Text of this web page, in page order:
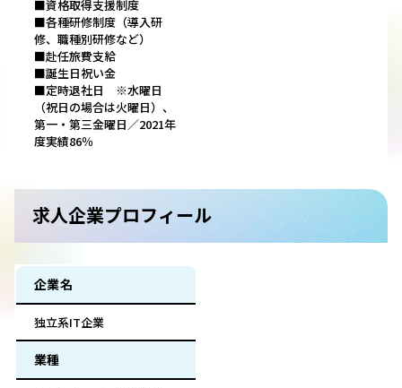
■資格取得支援制度
■各種研修制度（導入研
修、職種別研修など）
■赴任旅費支給
■誕生日祝い金
■定時退社日 ※水曜日
（祝日の場合は火曜日）、
第一・第三金曜日／2021年
度実績86％
求人企業プロフィール
企業名
独立系IT企業
業種